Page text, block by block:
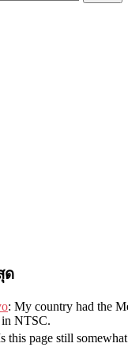
ด
: My country had the
in NTSC.
this page still